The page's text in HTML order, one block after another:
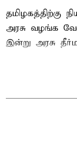
தமிழகத்திற்கு
அரசு வழங்க
இன்று அரசு